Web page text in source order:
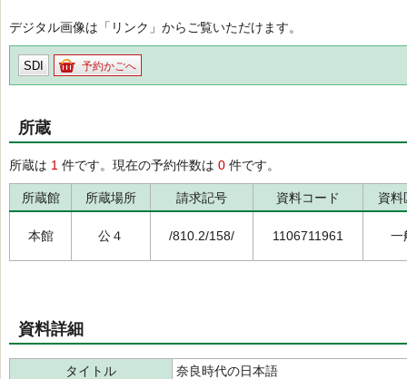
デジタル画像は「リンク」からご覧いただけます。
SDI 予約かごへ
所蔵
所蔵は 1 件です。現在の予約件数は 0 件です。
所蔵館 所蔵場所 請求記号 資料コード 資料
本館 公４ /810.2/158/ 1106711961 一
資料詳細
タイトル
奈良時代の日本語